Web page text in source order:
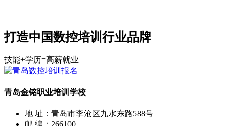
打造中国数控培训行业品牌
技能+学历=高薪就业
青岛金铭职业培训学校
地 址：青岛市李沧区九水东路588号
邮 编：266100